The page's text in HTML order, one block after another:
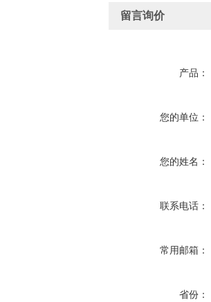
留言询价
产品：
您的单位：
您的姓名：
联系电话：
常用邮箱：
省份：